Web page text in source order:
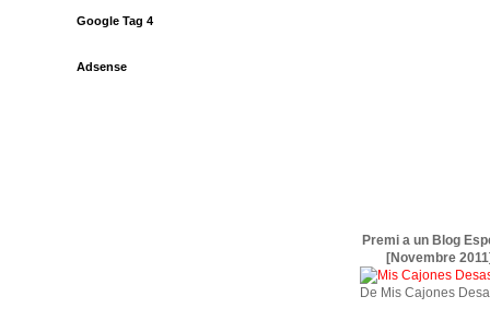
Google Tag 4
Adsense
Premi a un Blog
[Novembre
De Mis Cajones